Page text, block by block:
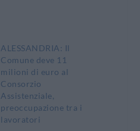
ALESSANDRIA: Il
Comune deve 11
milioni di euro al
Consorzio
Assistenziale,
preoccupazione tra i
lavoratori